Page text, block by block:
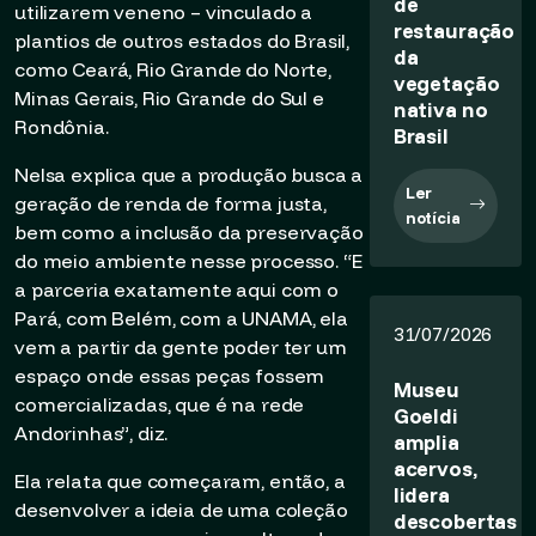
utilizarem veneno – vinculado a
plantios de outros estados do Brasil,
como Ceará, Rio Grande do Norte,
Minas Gerais, Rio Grande do Sul e
Rondônia.
Nelsa explica que a produção busca a
geração de renda de forma justa,
bem como a inclusão da preservação
do meio ambiente nesse processo. “E
a parceria exatamente aqui com o
Pará, com Belém, com a UNAMA, ela
vem a partir da gente poder ter um
espaço onde essas peças fossem
comercializadas, que é na rede
Andorinhas”, diz.
Ela relata que começaram, então, a
desenvolver a ideia de uma coleção
restauração
da
vegetação
nativa no
Brasil
Ler
notícia
31/07/2026
Museu
Goeldi
amplia
acervos,
lidera
descobertas